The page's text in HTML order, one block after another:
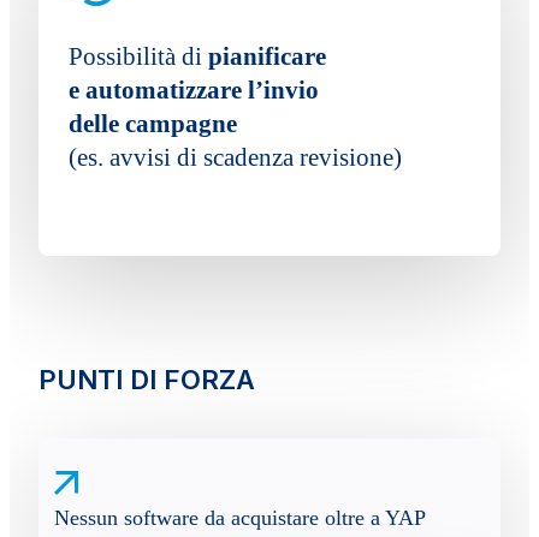
Possibilità di pianificare
e automatizzare l’invio
delle campagne
(es. avvisi di scadenza revisione)
PUNTI DI FORZA
Nessun software da acquistare oltre a YAP